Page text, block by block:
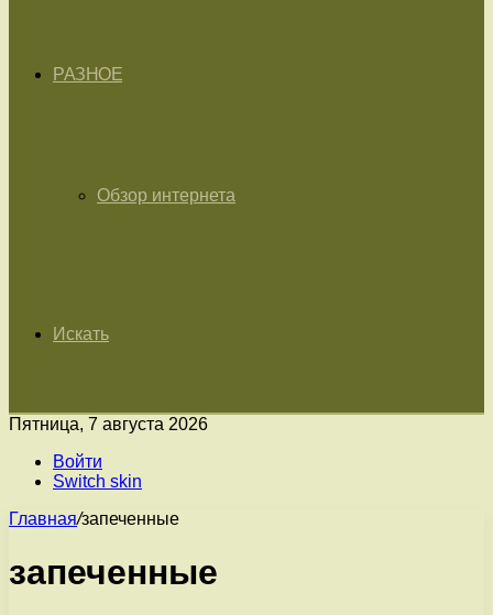
РАЗНОЕ
Обзор интернета
Искать
Пятница, 7 августа 2026
Войти
Switch skin
Главная/запеченные
запеченные